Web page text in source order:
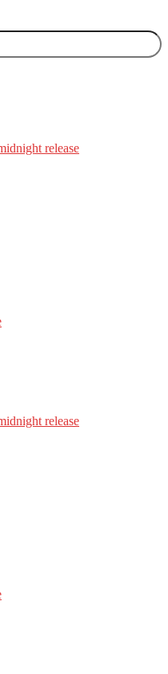
release
release